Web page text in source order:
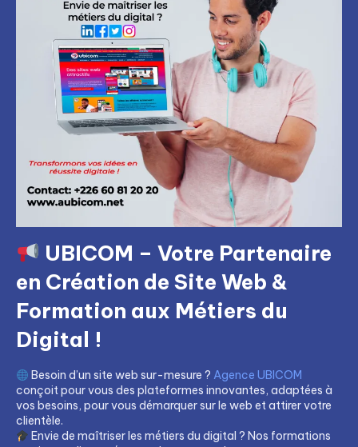
UBICOM – Votre Partenaire
en Création de Site Web &
Formation aux Métiers du
Digital !
Besoin d’un site web sur-mesure ? Agence UBICOM
conçoit pour vous des plateformes innovantes, adaptées à
vos besoins, pour vous démarquer sur le web et attirer votre
clientèle.
Envie de maîtriser les métiers du digital ? Nos formations